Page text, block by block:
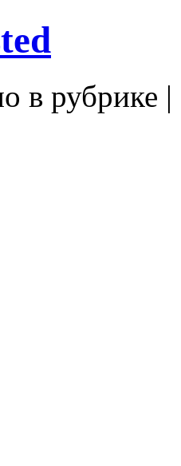
в рубрике |